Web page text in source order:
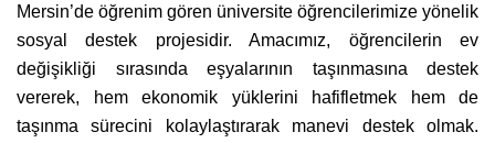
Mersin’de öğrenim gören üniversite öğrencilerimize yönelik
sosyal destek projesidir. Amacımız, öğrencilerin ev
değişikliği sırasında eşyalarının taşınmasına destek
vererek, hem ekonomik yüklerini hafifletmek hem de
taşınma sürecini kolaylaştırarak manevi destek olmak.